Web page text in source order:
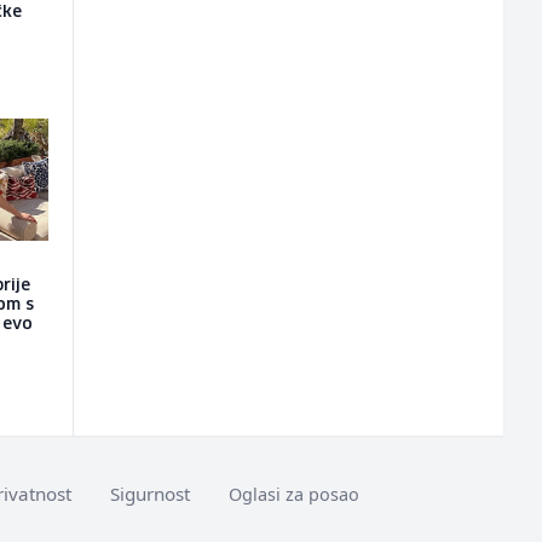
s
Sigurnost Oglasi za posao